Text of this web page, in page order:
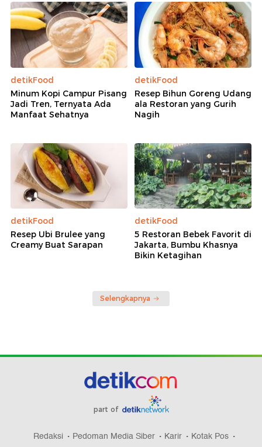
detikFood
Minum Kopi Campur Pisang
Jadi Tren, Ternyata Ada
Manfaat Sehatnya
detikFood
Resep Bihun Goreng Udang
ala Restoran yang Gurih
Nagih
detikFood
Resep Ubi Brulee yang
Creamy Buat Sarapan
detikFood
5 Restoran Bebek Favorit di
Jakarta, Bumbu Khasnya
Bikin Ketagihan
Selengkapnya
part of
Redaksi Pedoman Media Siber Karir
Kotak Pos